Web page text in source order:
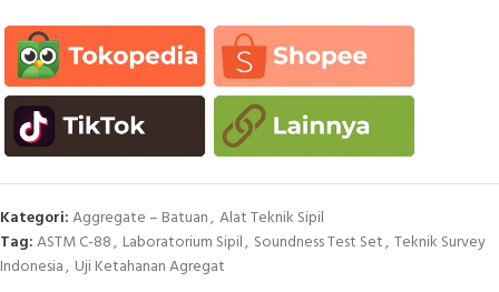
Kategori:Aggregate – Batuan, Alat Teknik Sipil
Tag:ASTM C-88, Laboratorium Sipil, Soundness Test Set, Teknik Survey
Indonesia, Uji Ketahanan Agregat